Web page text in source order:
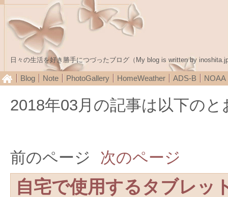
日々の生活を好き勝手につづったブログ（My blog is written by
Blog Note PhotoGallery HomeWeather ADS-B NOAA
2018年03月の記事は以下の
前のページ 次のページ
自宅で使用するタブレッ